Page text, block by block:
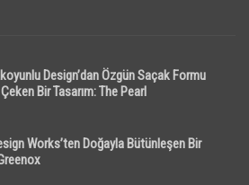
Design’dan Özgün Saçak Formu
Bir Tasarım: The Pearl
Works’ten Doğayla Bütünleşen Bir